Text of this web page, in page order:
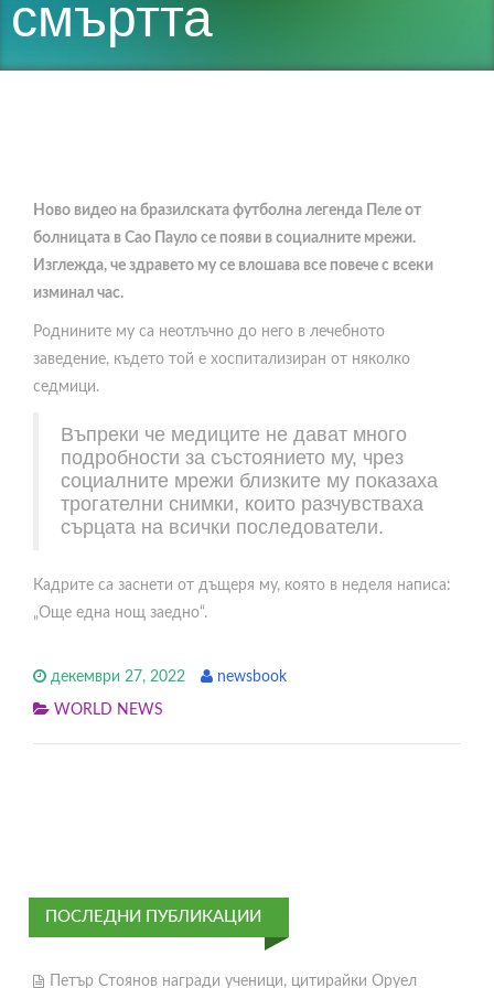
Ново видео на бразилската футболна легенда Пеле от
болницата в Сао Пауло се появи в социалните мрежи.
Изглежда, че здравето му се влошава все повече с всеки
изминал час.
Роднините му са неотлъчно до него в лечебното
заведение, където той е хоспитализиран от няколко
седмици.
Въпреки че медиците не дават много
подробности за състоянието му, чрез
социалните мрежи близките му показаха
трогателни снимки, които разчувстваха
сърцата на всички последователи.
Кадрите са заснети от дъщеря му, която в неделя написа:
„Още една нощ заедно“.
декември 27, 2022 newsbook
WORLD NEWS
ПОСЛЕДНИ ПУБЛИКАЦИИ
Петър Стоянов награди ученици, цитирайки Оруел